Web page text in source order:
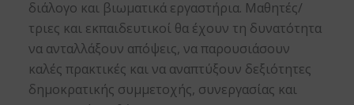
διάλογο και βιωματικά εργαστήρια. Μαθητές/
τριες και εκπαιδευτικοί θα έχουν τη δυνατότητα
να ανταλλάξουν απόψεις, να παρουσιάσουν
καλές πρακτικές και να αναπτύξουν δεξιότητες
δημοκρατικής συμμετοχής, συνεργασίας και